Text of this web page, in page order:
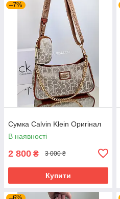
–7%
Сумка Calvin Klein Оригінал
В наявності
2 800 ₴ 3 000 ₴
Купити